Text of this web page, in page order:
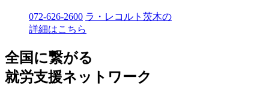
072-626-2600 ラ・レコルト茨木の
詳細はこちら
全国に繋がる
就労支援ネットワーク